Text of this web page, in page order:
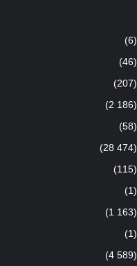
(6)
(46)
(207)
(2 186)
(58)
(28 474)
(115)
(1)
(1 163)
(1)
(4 589)